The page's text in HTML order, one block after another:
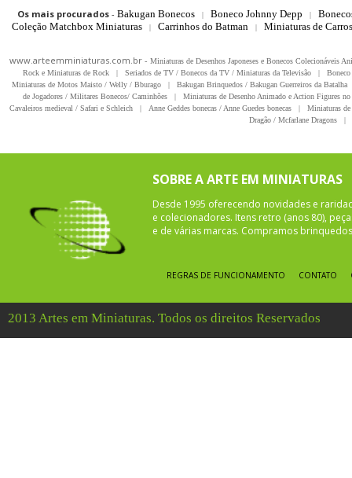
Os mais procurados- Bakugan Bonecos | Boneco Johnny Depp |
Coleção Matchbox Miniaturas
| Carrinhos do Batman | Miniaturas de
www.arteemminiaturas.com.br - Miniaturas de Desenhos Japoneses e Bonecos Colecionáveis
Rock e Miniaturas de Rock
| Seriados de TV / Bonecos da TV / Miniaturas da Televisão |
Miniaturas de Motos Maisto / Welly / Bburago
| Bakugan Brinquedos / Bakugan Guerreiros da Batalha
de Jogadores / Militares Bonecos/ Caminhões
|
Miniaturas de Desenho Animado e Action Figures
Cavaleiros medieval / Safari e Schleich
| Anne Geddes bonecas / Anne Guedes bonecas |
Miniaturas
Dragão / Mcfarlane Dragons
|
SOBRE A ARTE EM MINIATURAS
Desde 1995 oferecendo novidades e
e colecionadores. Itens retro (anos 80),
e de várias marcas. Compramos
REGRAS DE FUNCIONAMENTO CONTATO
2013 Artes em Miniaturas. Todos os direitos Reservados